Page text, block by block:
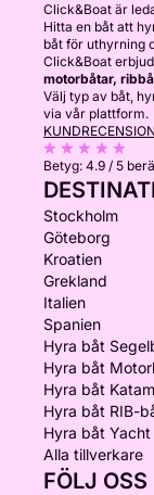
Click&Boat är
Hitta en båt att
båt för uthyrning
Click&Boat
motorbåtar,
Välj typ av båt,
via vår plattform.
Betyg: 4.9 / 5
Stockholm
Göteborg
Kroatien
Grekland
Italien
Spanien
Hyra båt
Hyra båt
Hyra båt
Hyra båt RIB-
Hyra båt Yacht
Alla tillverkare
FÖLJ OSS